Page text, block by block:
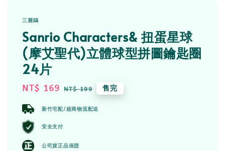
三麗鷗
Sanrio Characters& 扭蛋星球
(摩艾聖代)立體球型拼圖鑰匙圈
24片
Sale
NT$ 169 Regular
NT$ 199 售完
新竹宅配/超商物流配送
安全支付
公司貨正品保證